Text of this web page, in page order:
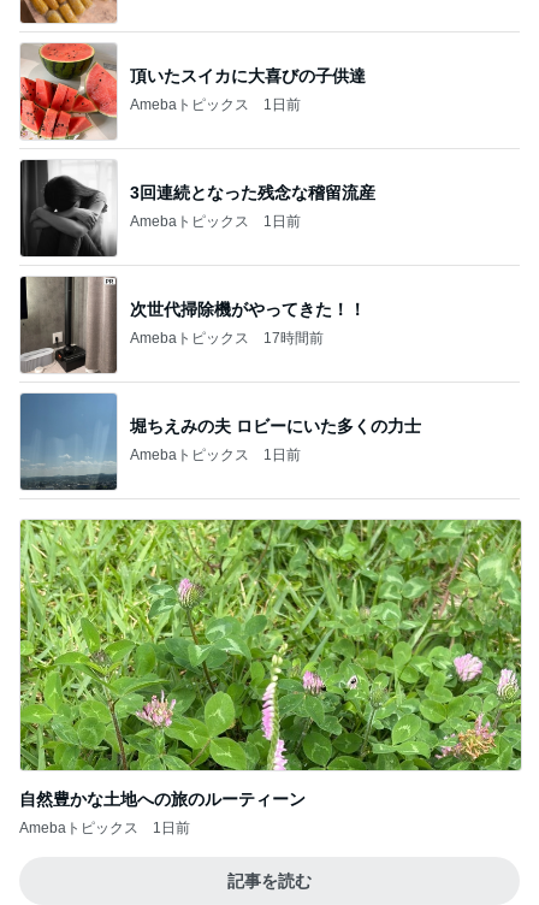
頂いたスイカに大喜びの子供達
Amebaトピックス 1日前
3回連続となった残念な稽留流産
Amebaトピックス 1日前
次世代掃除機がやってきた！！
Amebaトピックス 17時間前
堀ちえみの夫 ロビーにいた多くの力士
Amebaトピックス 1日前
自然豊かな土地への旅のルーティーン
Amebaトピックス 1日前
記事を読む